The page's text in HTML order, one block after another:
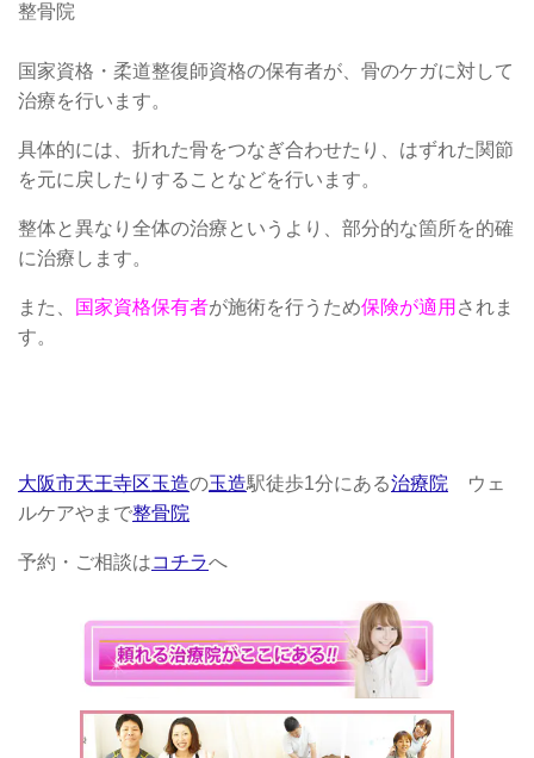
整骨院
国家資格・柔道整復師資格の保有者が、骨のケガに対して
治療を行います。
具体的には、折れた骨をつなぎ合わせたり、はずれた関節
を元に戻したりすることなどを行います。
整体と異なり全体の治療というより、部分的な箇所を的確
に治療します。
また、 国家資格保有者が施術を行うため保険が適用 されま
す。
大阪市天王寺区玉造の玉造駅徒歩1分にある治療院 ウェ
ルケアやまで整骨院
予約・ご相談はコチラへ